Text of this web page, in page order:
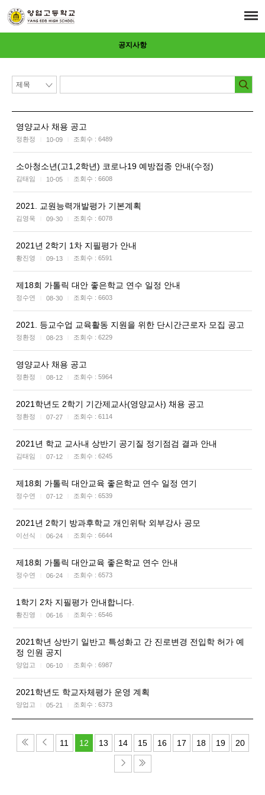
공지사항
영양교사 채용 공고
정환정 10-09 조회수 : 6489
소아청소년(고1,2학년) 코로나19 예방접종 안내(수정)
김태임 10-05 조회수 : 6608
2021. 교원능력개발평가 기본계획
김영욱 09-30 조회수 : 6078
2021년 2학기 1차 지필평가 안내
황진영 09-13 조회수 : 6591
제18회 가톨릭 대안 좋은학교 연수 일정 안내
정수연 08-30 조회수 : 6603
2021. 등교수업 교육활동 지원을 위한 단시간근로자 모집 공고
정환정 08-23 조회수 : 6229
영양교사 채용 공고
정환정 08-12 조회수 : 5964
2021학년도 2학기 기간제교사(영양교사) 채용 공고
정환정 07-27 조회수 : 6114
2021년 학교 교사내 상반기 공기질 정기점검 결과 안내
김태임 07-12 조회수 : 6245
제18회 가톨릭 대안교육 좋은학교 연수 일정 연기
정수연 07-12 조회수 : 6539
2021년 2학기 방과후학교 개인위탁 외부강사 공모
이선식 06-24 조회수 : 6644
제18회 가톨릭 대안교육 좋은학교 연수 안내
정수연 06-24 조회수 : 6573
1학기 2차 지필평가 안내합니다.
황진영 06-16 조회수 : 6546
2021학년 상반기 일반고 특성화고 간 진로변경 전입학 허가 예
정 인원 공지
양업고 06-10 조회수 : 6987
2021학년도 학교자체평가 운영 계획
양업고 05-21 조회수 : 6373
11 12 13 14 15 16 17 18 19 20